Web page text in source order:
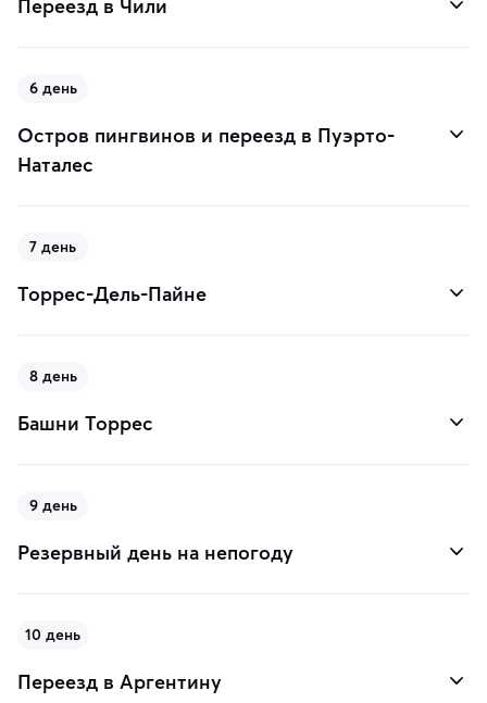
Переезд в Чили
6 день
Остров пингвинов и переезд в Пуэрто-
Наталес
7 день
Торрес-Дель-Пайне
8 день
Башни Торрес
9 день
Резервный день на непогоду
10 день
Переезд в Аргентину